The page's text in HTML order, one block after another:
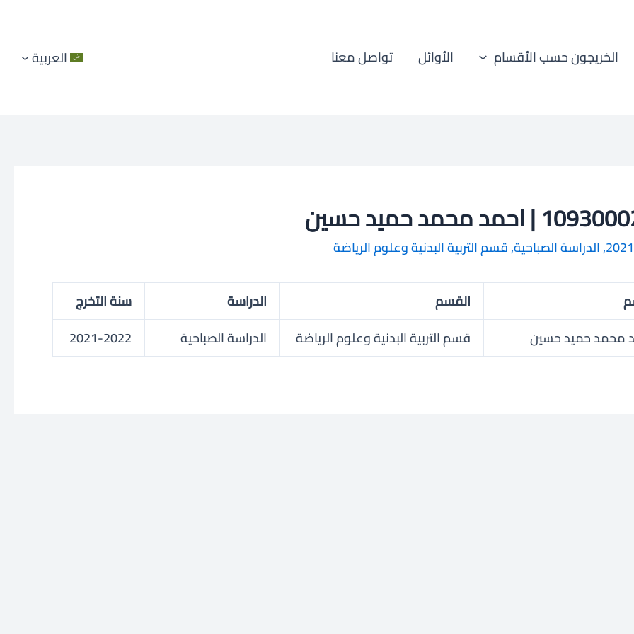
الخريجون حسب الأقسام الأوائل تواصل معنا العربية
| احمد محمد حميد حسين
,الدراسة الصباحية,قسم التربية البدنية وعلوم الرياضة
القسم الدراسة
سنة التخرج
محمد حميد حسين
قسم التربية البدنية وعلوم الرياضة الدراسة الصباحية 2021-2022